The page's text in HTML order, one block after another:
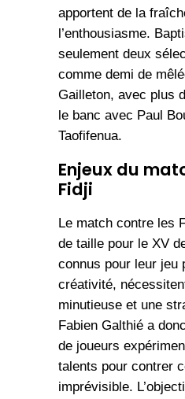
apportent de la
l’enthousiasme.
seulement deux
comme demi de
Gailleton, avec plus
le banc avec Paul
Taofifenua.
Enjeux du
Fidji
Le match contre les
de taille pour le XV
connus pour leur jeu
créativité,
minutieuse et une
Fabien Galthié a
de joueurs
talents pour contrer
imprévisible.